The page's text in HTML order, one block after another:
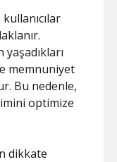
memnuniyet
Bu nedenle,
optimize
dikkate